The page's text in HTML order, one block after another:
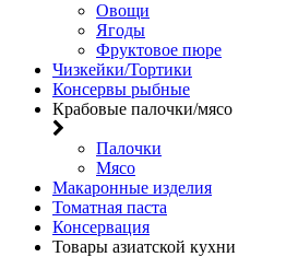
Овощи
Ягоды
Фруктовое пюре
Чизкейки/Тортики
Консервы рыбные
Крабовые палочки/мясо
Палочки
Мясо
Макаронные изделия
Томатная паста
Консервация
Товары азиатской кухни